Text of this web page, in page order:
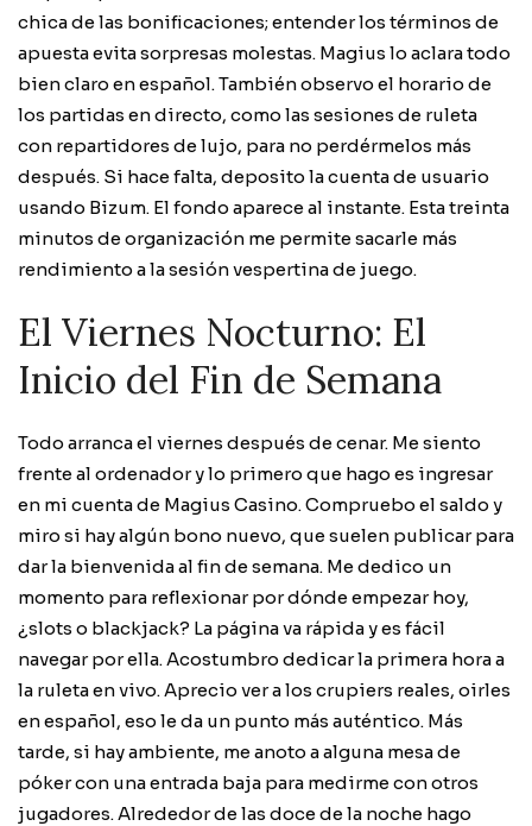
chica de las bonificaciones; entender los términos de
apuesta evita sorpresas molestas. Magius lo aclara todo
bien claro en español. También observo el horario de
los partidas en directo, como las sesiones de ruleta
con repartidores de lujo, para no perdérmelos más
después. Si hace falta, deposito la cuenta de usuario
usando Bizum. El fondo aparece al instante. Esta treinta
minutos de organización me permite sacarle más
rendimiento a la sesión vespertina de juego.
El Viernes Nocturno: El
Inicio del Fin de Semana
Todo arranca el viernes después de cenar. Me siento
frente al ordenador y lo primero que hago es ingresar
en mi cuenta de Magius Casino. Compruebo el saldo y
miro si hay algún bono nuevo, que suelen publicar para
dar la bienvenida al fin de semana. Me dedico un
momento para reflexionar por dónde empezar hoy,
¿slots o blackjack? La página va rápida y es fácil
navegar por ella. Acostumbro dedicar la primera hora a
la ruleta en vivo. Aprecio ver a los crupiers reales, oirles
en español, eso le da un punto más auténtico. Más
tarde, si hay ambiente, me anoto a alguna mesa de
póker con una entrada baja para medirme con otros
jugadores. Alrededor de las doce de la noche hago